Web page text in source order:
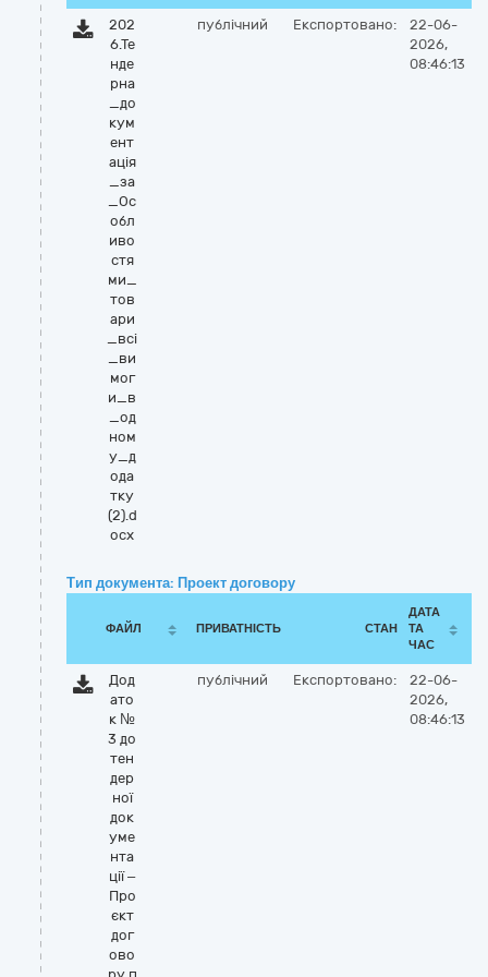
202
6.Те
нде
рна
_до
кум
ент
ація
_за
_Ос
обл
иво
стя
ми_
тов
ари
_всі
_ви
мог
и_в
_од
ном
у_д
ода
тку
(2).d
ocx
публічний Експортовано:
22-06-
2026,
08:46:13
Тип документа: Проект договору
ФАЙЛ ПРИВАТНІСТЬ СТАН
ДАТА
ТА
ЧАС
Дод
ато
к №
3 до
тен
дер
ної
док
уме
нта
ції –
Про
єкт
дог
ово
публічний Експортовано:
22-06-
2026,
08:46:13